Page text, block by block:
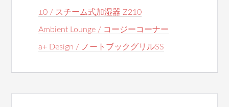
±0 / スチーム式加湿器 Z210
Ambient Lounge / コージーコーナー
a+ Design / ノートブックグリルSS